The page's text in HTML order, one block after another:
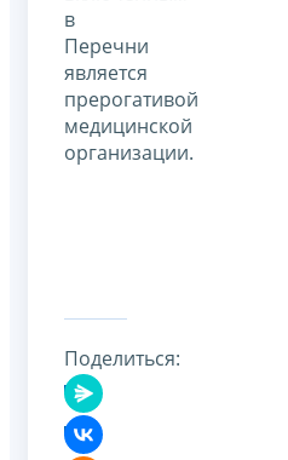
в
Перечни
является
прерогативой
медицинской
организации.
Поделиться: